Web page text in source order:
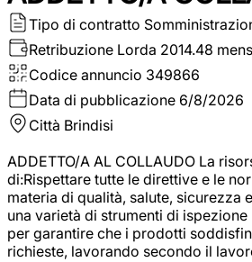
Tipo di contratto
Retribuzione Lorda 2014.48
Codice annuncio 349866
Data di pubblicazione 6/8/2026
Città Brindisi
ADDETTO/A AL COLLAUDO La
di:Rispettare tutte le direttive e le
materia di qualità, salute, sicurezza
una varietà di strumenti di
per garantire che i prodotti
richieste, lavorando secondo il